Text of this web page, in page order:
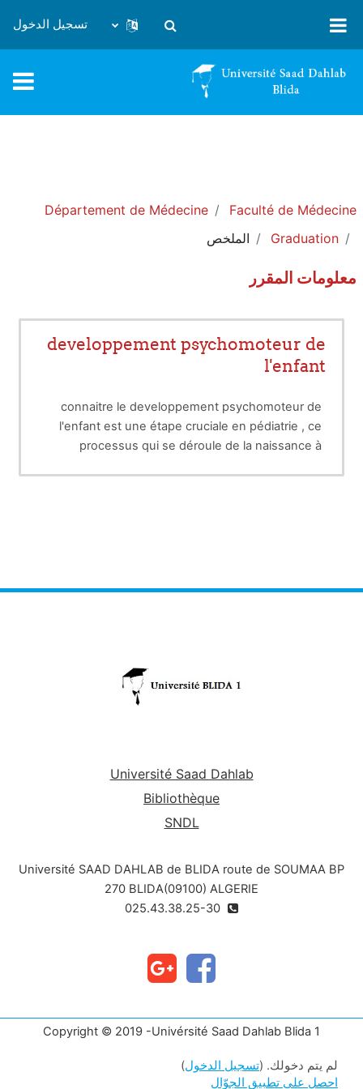
تبديل إدخال البحث
تسجيل الدخول
Faculté de Médecine
Département de Médecine
Graduation
الملخص
معلومات المقرر
developpement psychomoteur de
l'enfant
connaitre le developpement psychomoteur de
l'enfant est une étape cruciale en pédiatrie , ce
processus qui se déroule de la naissance à
Université Saad Dahlab
Bibliothèque
SNDL
Université SAAD DAHLAB de BLIDA route de SOUMAA BP
270 BLIDA(09100) ALGERIE
Copyright © 2019 -Univérsité Saad Dahlab Blida 1
لم يتم دخولك. (تسجيل الدخول)
احصل على تطبيق الجوّال